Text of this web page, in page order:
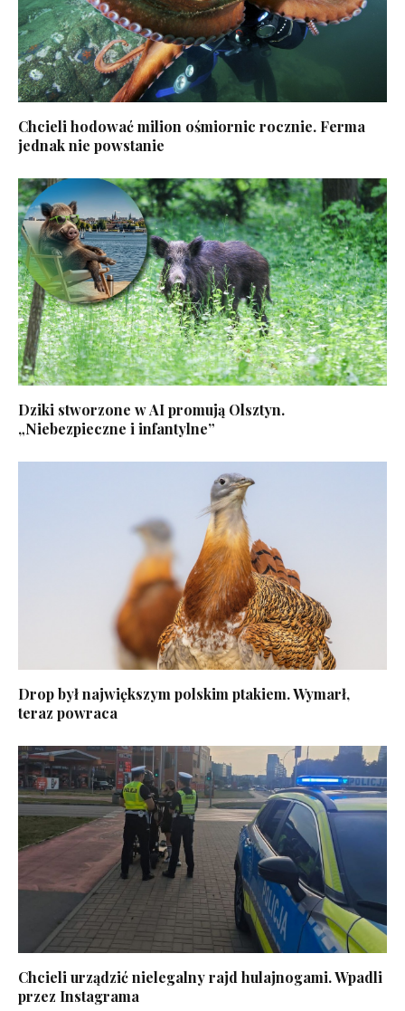
Chcieli hodować milion ośmiornic rocznie. Ferma
jednak nie powstanie
Dziki stworzone w AI promują Olsztyn.
„Niebezpieczne i infantylne”
Drop był największym polskim ptakiem. Wymarł,
teraz powraca
Chcieli urządzić nielegalny rajd hulajnogami. Wpadli
przez Instagrama